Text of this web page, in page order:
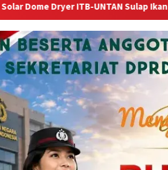
Ikan Karimunting Higienis Premium